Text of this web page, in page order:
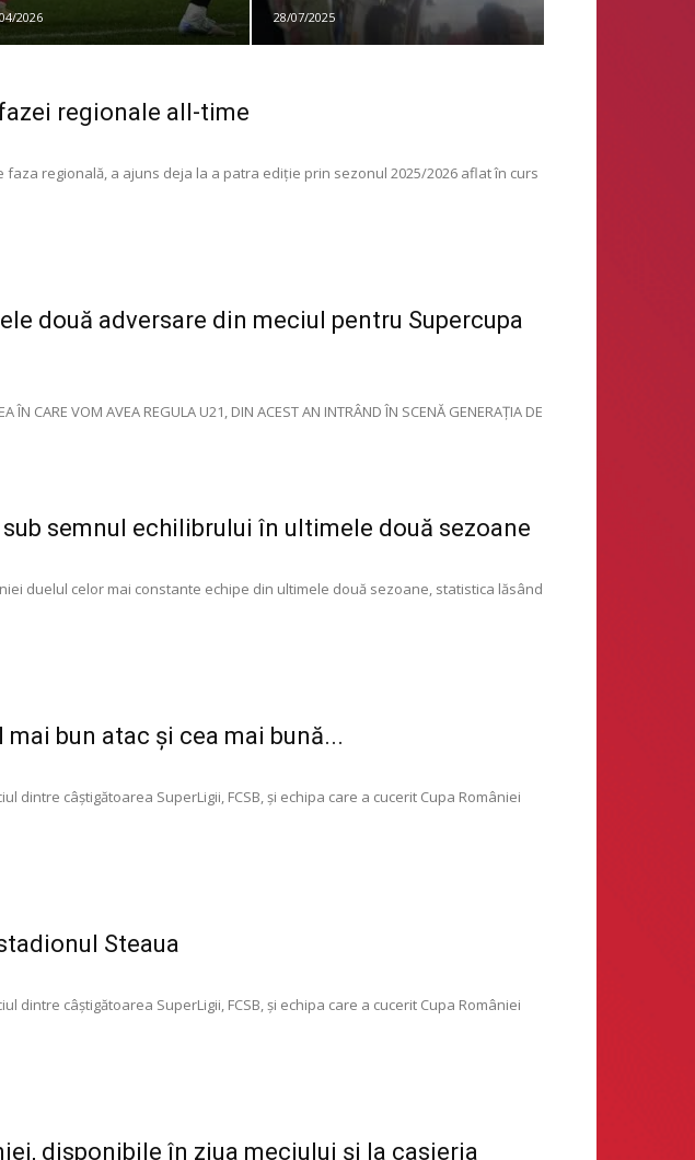
2026 28/07/2025
regionale all-time
regională, a ajuns deja la a patra ediție prin sezonul 2025/2026 aflat în curs
două adversare din meciul pentru Supercupa
ÎN CARE VOM AVEA REGULA U21, DIN ACEST AN INTRÂND ÎN SCENĂ GENERAȚIA DE
sub semnul echilibrului în ultimele două sezoane
duelul celor mai constante echipe din ultimele două sezoane, statistica lăsând
mai bun atac și cea mai bună...
dintre câștigătoarea SuperLigii, FCSB, și echipa care a cucerit Cupa României
Steaua
dintre câștigătoarea SuperLigii, FCSB, și echipa care a cucerit Cupa României
disponibile în ziua meciului și la casieria